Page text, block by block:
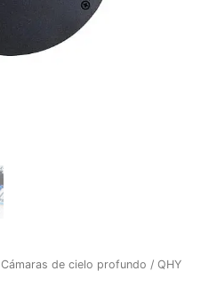
Cámaras de cielo profundo / QHY